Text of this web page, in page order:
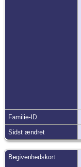
Familie-ID
Sidst ændret
Begivenhedskort